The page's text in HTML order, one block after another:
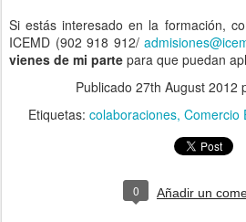
Si estás interesado en la formación,
ICEMD (902 918 912/
vienes de mi parte para que puedan
Publicado 27th August 2012
Etiquetas: colaboraciones Comercio
0 Añadir un